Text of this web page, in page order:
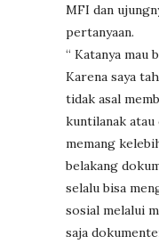
MFI dan
pertanyaan.
“ Katanya mau
Karena saya
tidak asal
kuntilanak atau
memang
belakang
selalu bisa
sosial melalui
saja